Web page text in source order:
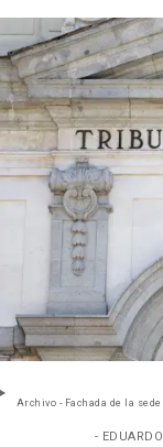
Archivo - Fachada de la
-